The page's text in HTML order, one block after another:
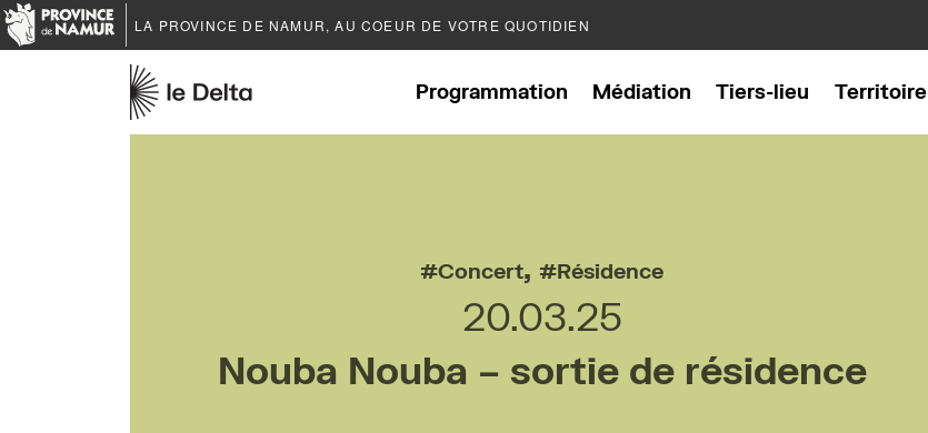
LA PROVINCE DE NAMUR, AU COEUR DE VOTRE QUOTIDIEN
Programmation Médiation Tiers-lieu Territoire
Concert, Résidence
20.03.25
Nouba Nouba – sortie de résidence